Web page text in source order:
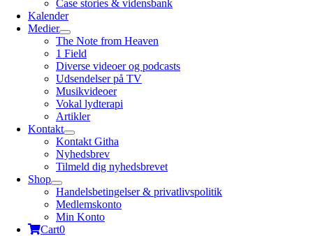
Case stories & vidensbank
Kalender
Medier
The Note from Heaven
1 Field
Diverse videoer og podcasts
Udsendelser på TV
Musikvideoer
Vokal lydterapi
Artikler
Kontakt
Kontakt Githa
Nyhedsbrev
Tilmeld dig nyhedsbrevet
Shop
Handelsbetingelser & privatlivspolitik
Medlemskonto
Min Konto
Cart0